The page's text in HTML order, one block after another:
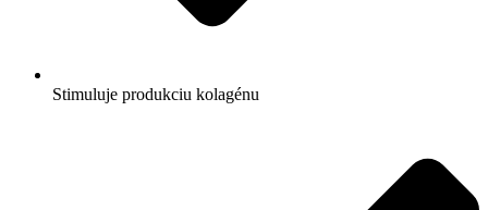
Stimuluje produkciu kolagénu